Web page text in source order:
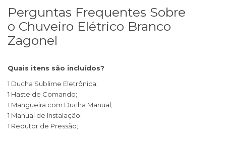
Perguntas Frequentes Sobre
o Chuveiro Elétrico Branco
Zagonel
Quais itens são incluídos?
1 Ducha Sublime Eletrônica;
1 Haste de Comando;
1 Mangueira com Ducha Manual;
1 Manual de Instalação;
1 Redutor de Pressão;